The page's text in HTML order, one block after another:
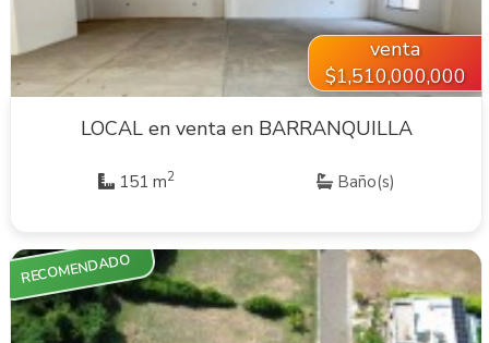
venta
$1,510,000,000
LOCAL en venta en BARRANQUILLA
151 m2 Baño(s)
RECOMENDADO